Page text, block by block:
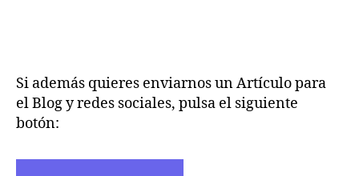
Si además quieres enviarnos un Artículo para
el Blog y redes sociales, pulsa el siguiente
botón: